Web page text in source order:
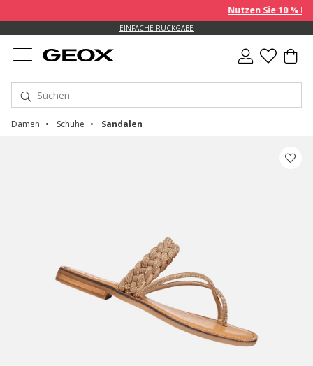
Nutzen Sie 10 %
KOSTENLOSE STANDARDLIEFERUNG FÜR BESTELLUNGEN ÜBER CHF 115
EINFACHE RÜCKGABE
Damen Schuhe Sandalen